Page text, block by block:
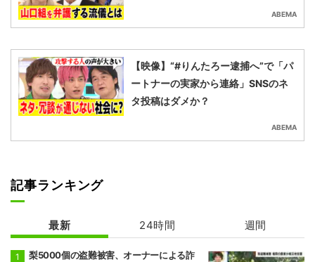
ABEMA
【映像】“#りんたろー逮捕へ”で「パ
ートナーの実家から連絡」SNSのネ
タ投稿はダメか？
ABEMA
記事ランキング
最新 24時間 週間
梨5000個の盗難被害、オーナーによる詐